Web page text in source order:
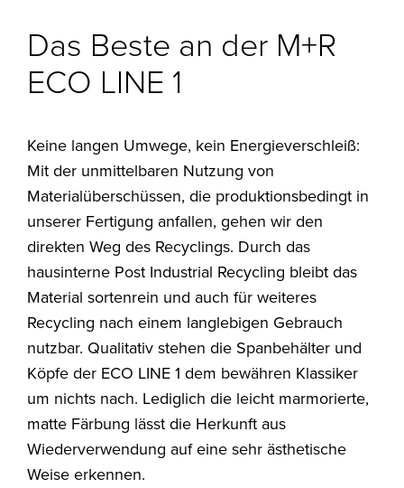
Das Beste an der M+R
ECO LINE 1
Keine langen Umwege, kein Energieverschleiß:
Mit der unmittelbaren Nutzung von
Materialüberschüssen, die produktionsbedingt in
unserer Fertigung anfallen, gehen wir den
direkten Weg des Recyclings. Durch das
hausinterne Post Industrial Recycling bleibt das
Material sortenrein und auch für weiteres
Recycling nach einem langlebigen Gebrauch
nutzbar. Qualitativ stehen die Spanbehälter und
Köpfe der ECO LINE 1 dem bewähren Klassiker
um nichts nach. Lediglich die leicht marmorierte,
matte Färbung lässt die Herkunft aus
Wiederverwendung auf eine sehr ästhetische
Weise erkennen.